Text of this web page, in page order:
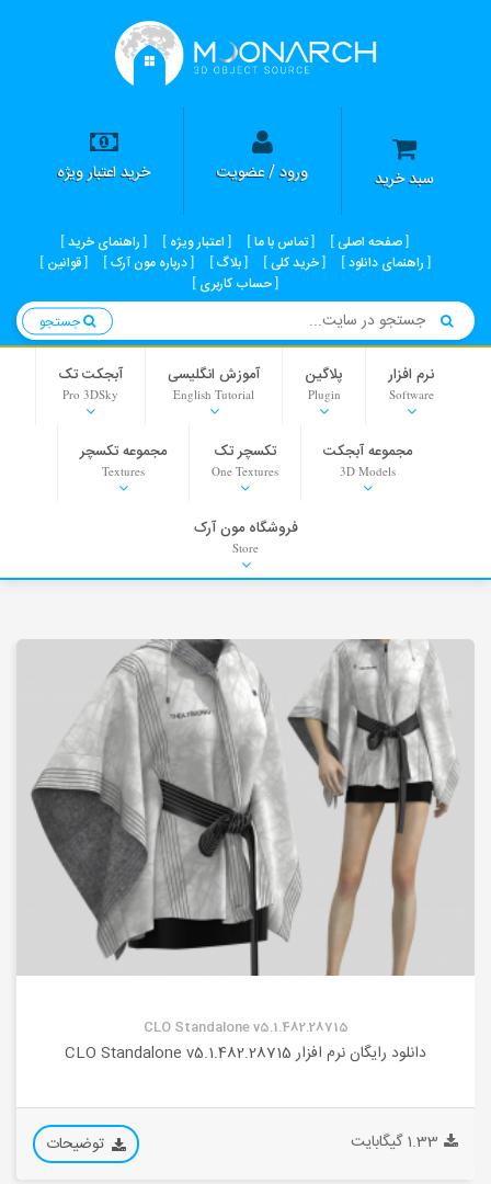
سبد خرید ورود / عضویت خرید اعتبار ویژه
صفحه اصلی تماس با ما اعتبار ویژه
راهنمای خرید
راهنمای دانلود
خرید کلی بلاگ درباره مون آرک
قوانین
حساب کاربری
نرم افزار
Software
پلاگین
Plugin
آموزش انگلیسی
English Tutorial
آبجکت تک
Pro 3DSky
مجموعه آبجکت
3D Models
تکسچر تک
One Textures
مجموعه تکسچر
Textures
PNG-PSD
Background
Stock Images
فروشگاه مون آرک
Store
CLO Standalone v5.1.482.28715
دانلود رایگان نرم افزار CLO Standalone v5.1.482.28715
1.33 گیگابایت توضیحات